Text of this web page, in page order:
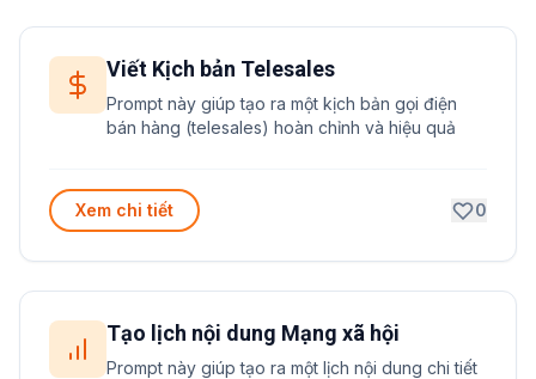
Viết Kịch bản Telesales
Prompt này giúp tạo ra một kịch bản gọi điện
bán hàng (telesales) hoàn chỉnh và hiệu quả
Xem chi tiết 0
Tạo lịch nội dung Mạng xã hội
Prompt này giúp tạo ra một lịch nội dung chi tiết